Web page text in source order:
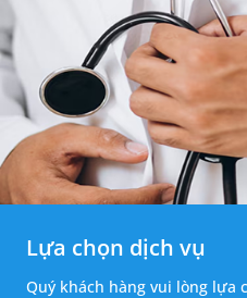
Lựa chọn dịch vụ
Quý khách hàng vui lòng lựa